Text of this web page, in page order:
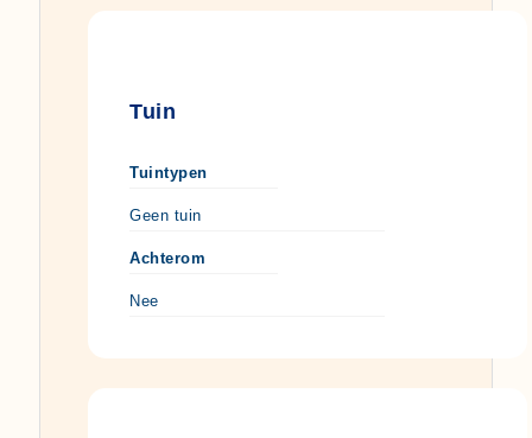
Tuin
Tuintypen
Geen tuin
Achterom
Nee